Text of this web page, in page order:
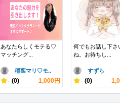
あなたらしくモテる♡
マッチング...
稲葉マリ♡モ..
- (0) 1,000円
何でもお話し下さ
ね。お待ちし...
すずら
- (0)